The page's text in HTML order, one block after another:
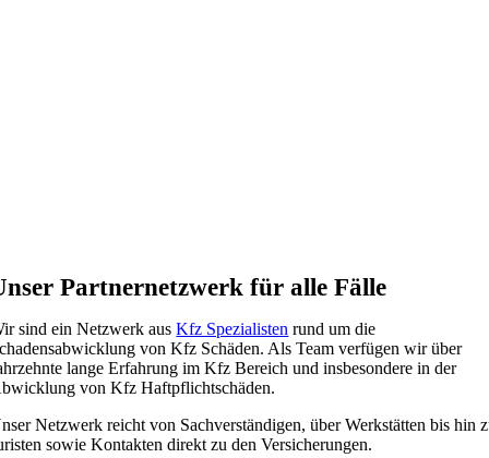
Partnernetzwerk für alle Fälle
sind ein Netzwerk ausKfz Spezialisten rund um die
von Kfz Schäden. Als Team verfügen wir über
lange Erfahrung im Kfz Bereich und insbesondere in der
von Kfz Haftpflichtschäden.
Netzwerk reicht von Sachverständigen, über Werkstätten bis hin
sowie Kontakten direkt zu den Versicherungen.